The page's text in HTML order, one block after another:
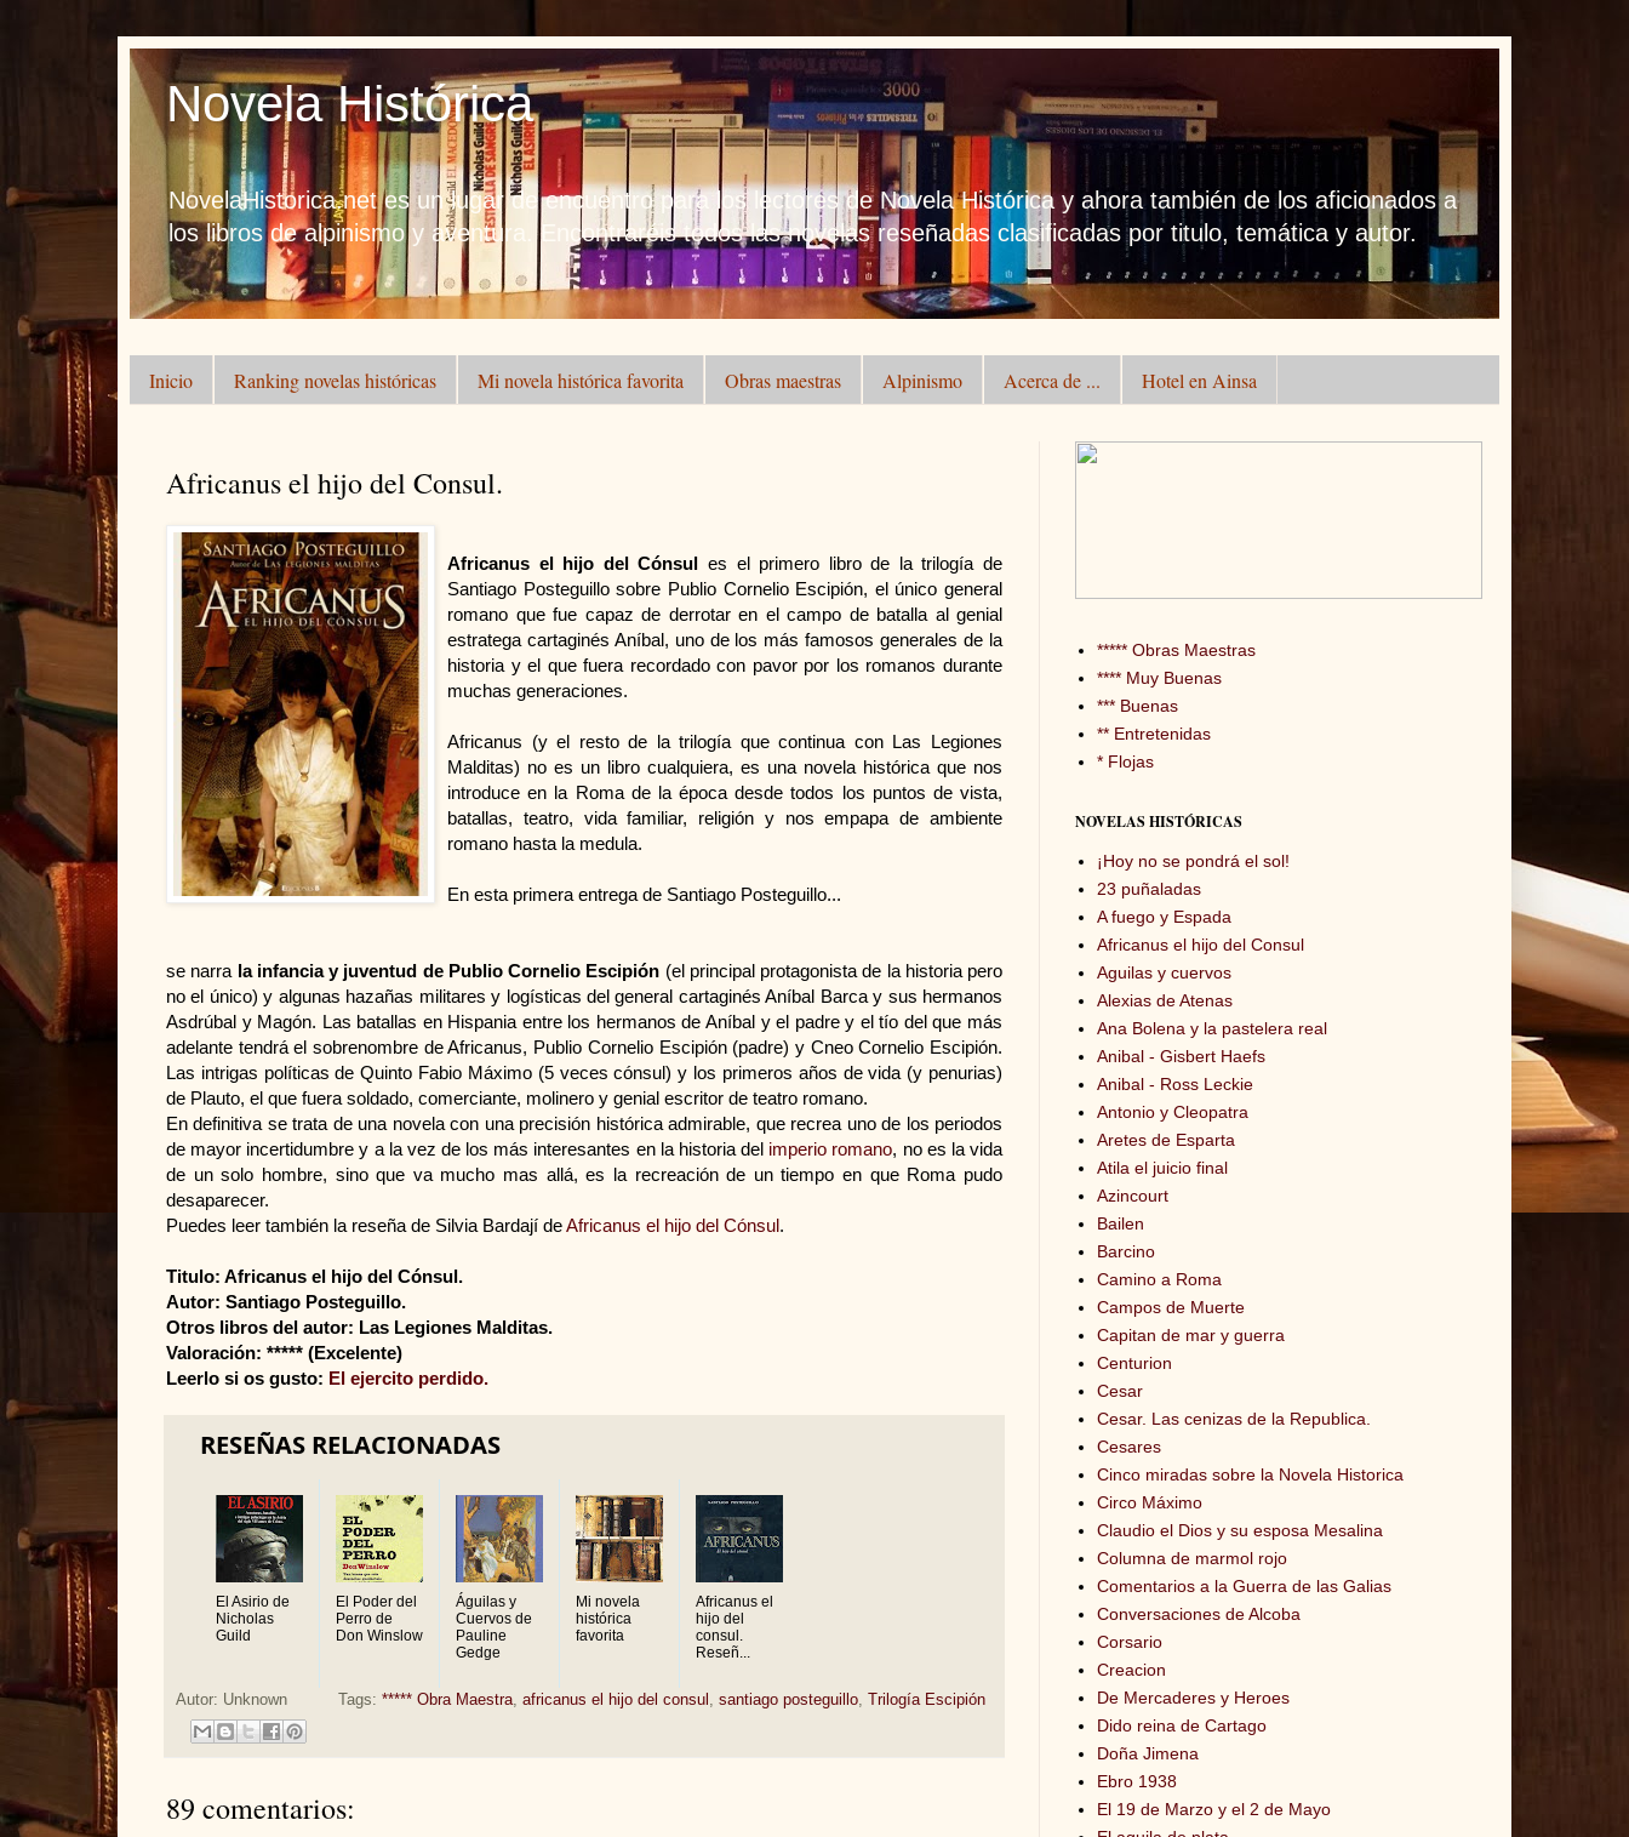
Novela Histórica
NovelaHistorica.net es un lugar de encuentro para los lectores de Novela Histórica y ahora también de los aficionados a
los libros de alpinismo y aventura. Encontraréis todos las novelas reseñadas clasificadas por titulo, temática y autor.
Inicio Ranking novelas históricas Mi novela histórica favorita Obras maestras Alpinismo Acerca de ... Hotel en Ainsa
Africanus el hijo del Consul.
Africanus el hijo del Cónsul es el primero libro de la trilogía de
Santiago Posteguillo sobre Publio Cornelio Escipión, el único general
romano que fue capaz de derrotar en el campo de batalla al genial
estratega cartaginés Aníbal, uno de los más famosos generales de la
historia y el que fuera recordado con pavor por los romanos durante
muchas generaciones.
Africanus (y el resto de la trilogía que continua con Las Legiones
Malditas) no es un libro cualquiera, es una novela histórica que nos
introduce en la Roma de la época desde todos los puntos de vista,
batallas, teatro, vida familiar, religión y nos empapa de ambiente
romano hasta la medula.
En esta primera entrega de Santiago Posteguillo...
se narra la infancia y juventud de Publio Cornelio Escipión (el principal protagonista de la historia pero
no el único) y algunas hazañas militares y logísticas del general cartaginés Aníbal Barca y sus hermanos
Asdrúbal y Magón. Las batallas en Hispania entre los hermanos de Aníbal y el padre y el tío del que más
adelante tendrá el sobrenombre de Africanus, Publio Cornelio Escipión (padre) y Cneo Cornelio Escipión.
Las intrigas políticas de Quinto Fabio Máximo (5 veces cónsul) y los primeros años de vida (y penurias)
de Plauto, el que fuera soldado, comerciante, molinero y genial escritor de teatro romano.
En definitiva se trata de una novela con una precisión histórica admirable, que recrea uno de los periodos
de mayor incertidumbre y a la vez de los más interesantes en la historia del imperio romano, no es la vida
de un solo hombre, sino que va mucho mas allá, es la recreación de un tiempo en que Roma pudo
desaparecer.
Puedes leer también la reseña de Silvia Bardají deAfricanus el hijo del Cónsul.
Titulo: Africanus el hijo del Cónsul.
Autor: Santiago Posteguillo.
Otros libros del autor: Las Legiones Malditas.
Valoración: ***** (Excelente)
Leerlo si os gusto: El ejercito perdido.
RESEÑAS RELACIONADAS
El Asirio de
Nicholas
Guild
El Poder del
Perro de
Don Winslow
Águilas y
Cuervos de
Pauline
Gedge
Mi novela
histórica
favorita
Africanus el
hijo del
consul.
Reseñ...
Autor: Unknown Tags: ***** Obra Maestra, africanus el hijo del consul , santiago posteguillo, Trilogía Escipión
89 comentarios:
***** Obras Maestras
**** Muy Buenas
*** Buenas
** Entretenidas
* Flojas
NOVELAS HISTÓRICAS
¡Hoy no se pondrá el sol!
23 puñaladas
A fuego y Espada
Africanus el hijo del Consul
Aguilas y cuervos
Alexias de Atenas
Ana Bolena y la pastelera real
Anibal - Gisbert Haefs
Anibal - Ross Leckie
Antonio y Cleopatra
Aretes de Esparta
Atila el juicio final
Azincourt
Bailen
Barcino
Camino a Roma
Campos de Muerte
Capitan de mar y guerra
Centurion
Cesar
Cesar. Las cenizas de la Republica.
Cesares
Cinco miradas sobre la Novela Historica
Circo Máximo
Claudio el Dios y su esposa Mesalina
Columna de marmol rojo
Comentarios a la Guerra de las Galias
Conversaciones de Alcoba
Corsario
Creacion
De Mercaderes y Heroes
Dido reina de Cartago
Doña Jimena
Ebro 1938
El 19 de Marzo y el 2 de Mayo